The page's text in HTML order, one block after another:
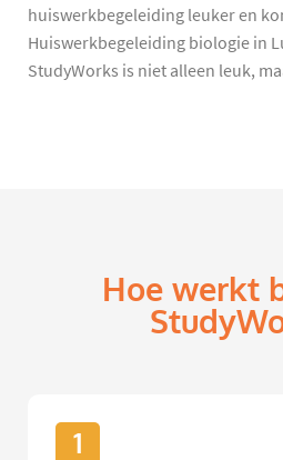
huiswerkbegeleiding leuker en
Huiswerkbegeleiding biologie in
StudyWorks is niet alleen leuk,
Hoe werkt
1